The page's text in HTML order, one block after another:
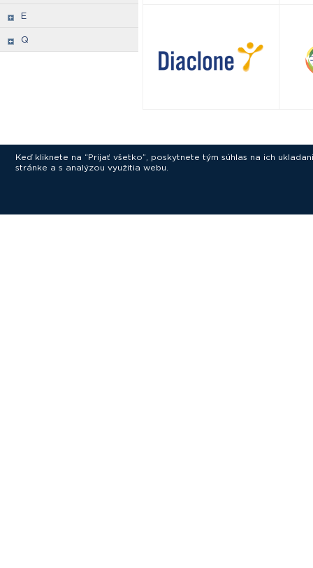
E
Q
Keď kliknete na “Prijať všetko”, poskytnete tým súhlas na ich
stránke a s analýzou využitia webu.